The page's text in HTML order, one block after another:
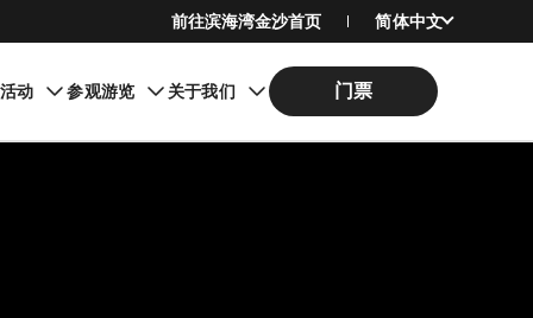
前往滨海湾金沙首页 简体中文
English
繁體中文
日本語
动 参观游览 关于我们 门票